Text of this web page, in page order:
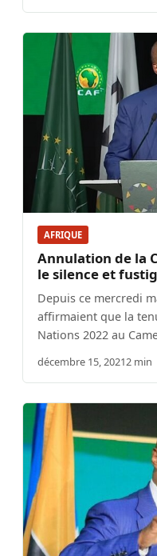
AFRIQUE
Annulation de la
le silence et
Depuis ce mercredi
affirmaient que la
Nations 2022 au
décembre 15, 20212 min